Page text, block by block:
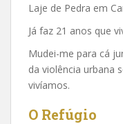
Laje de Pedra em
Já faz 21 anos que
Mudei-me para cá
da violência urbana
vivíamos.
O Refúgio